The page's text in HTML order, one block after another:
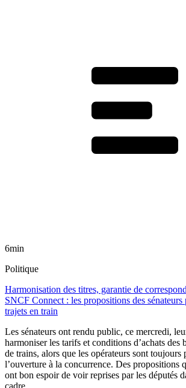
6min
Politique
Harmonisation des titres, garantie de
SNCF Connect : les propositions des
trajets en train
Les sénateurs ont rendu public, ce mercredi,
harmoniser les tarifs et conditions d’achats des
de trains, alors que les opérateurs sont toujours
l’ouverture à la concurrence. Des propositions
ont bon espoir de voir reprises par les députés
cadre.